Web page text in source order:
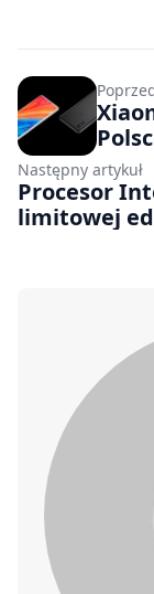
Następny artykuł
Procesor
limitowej